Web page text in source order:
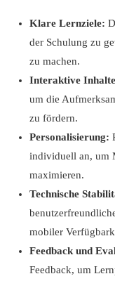
Klare Lernziele:
der Schulung zu
zu machen.
Interaktive
um die
zu fördern.
Personalisierung:
individuell an, um
maximieren.
Technische
mobiler
Feedback und
Feedback, um